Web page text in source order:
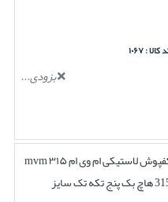
کالا : ۱۰۶۷
بزودی...
کفپوش لاستیکی ام وی ام ۳۱۵ mvm
پنج تکه تک سایز